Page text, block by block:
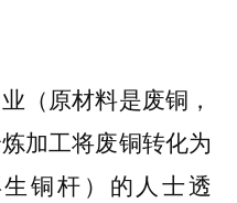
（原材料是废铜，
加工将废铜转化为
铜杆）的人士透